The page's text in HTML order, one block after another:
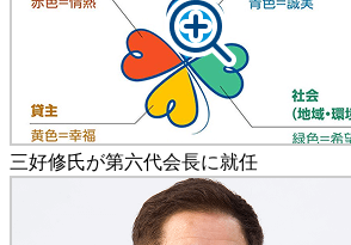
三好修氏が第六代会長に就任